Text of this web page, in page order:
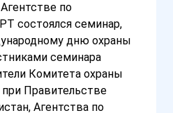
по
состоялся семинар,
дню охраны
семинара
Комитета охраны
Правительстве
Агентства по